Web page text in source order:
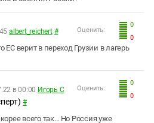
0
0
Оценить:
albert_reichert #
ЕС верит в переход Грузии в лагерь
0
0
Оценить:
в 00:00 Игорь С
#
всего так... Но Россия уже